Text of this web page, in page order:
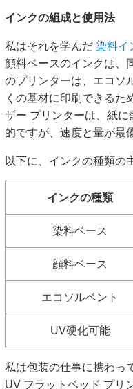
インクの組成と使用法
私はそれを学んだ 染料イ
顔料ベースのインクは、
のプリンターは、エコソ
くの基材に印刷できるた
ザー プリンターは、紙
的ですが、速度と量が最
以下に、インクの種類の
インクの種類
染料ベース
顔料ベース
エコソルベント
UV硬化可能
私は包装の仕事に携わっ
UV フラットベッド プリ